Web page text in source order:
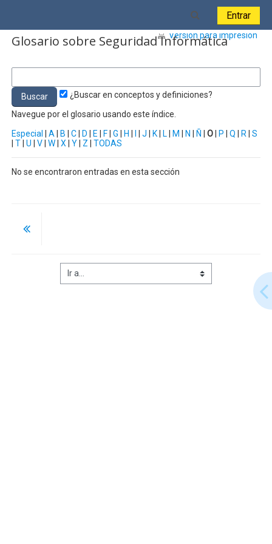
Toggle search
Entrar
Glosario sobre Seguridad Informática
Versión para impresión
¿Buscar en conceptos y definiciones?
Navegue por el glosario usando este índice.
Especial
|A B |C D E F |G H |J K L M N Ñ |O P |Q R |S
|T |U |V |W |X |Y Z |TODAS
No se encontraron entradas en esta sección
Ir a...